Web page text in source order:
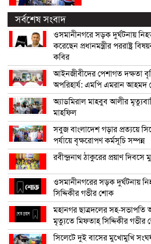
সর্বশেষ সংবাদ
ওসমানীনগরে সড়ক দুর্ঘটনায়
করেছেন প্রধানমন্ত্রীর পররাষ্ট্র
কবির
আইনজীবীদের পেশাগত দক্ষতা
অপরিহার্য: এমপি এমরান আহমদ
অ্যাডমিরাল মাহবুব আলীর
মাহফিল
সবুজ বাংলাদেশ গড়ার প্রত্যয়ে
পর্যায়ে বৃক্ষরোপণ কর্মসূচি সম্পন্ন
রবীন্দ্রনাথ ঠাকুরের প্রয়াণ দিবসে
ওসমানীনগরের সড়ক দুর্ঘটনায়
সিদ্দিকীর গভীর শোক
মহানগর ছাত্রদলের সহ-
মৃত্যুতে মিফতাহ্ সিদ্দিকীর গভীর
সিলেটে দুই বাসের মুখোমুখি